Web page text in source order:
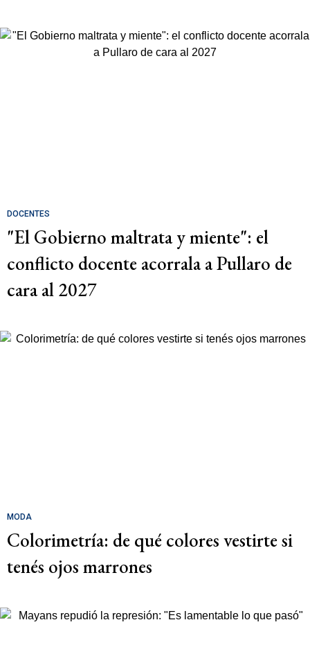
DOCENTES
"El Gobierno maltrata y miente": el
conflicto docente acorrala a Pullaro de
cara al 2027
MODA
Colorimetría: de qué colores vestirte si
tenés ojos marrones